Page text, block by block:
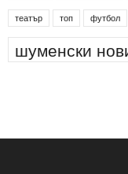
театър топ футбол
шуменски